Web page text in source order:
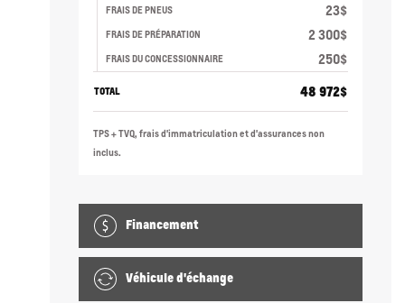
FRAIS DE PNEUS 23$
FRAIS DE PRÉPARATION 2 300$
FRAIS DU CONCESSIONNAIRE 250$
TOTAL 48 972$
TPS + TVQ, frais d'immatriculation et d'assurances non
inclus.
Financement
Véhicule d'échange